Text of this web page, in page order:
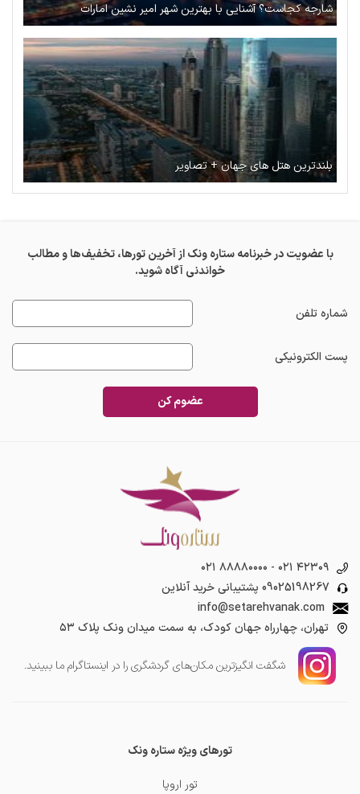
شارجه کجاست؟ آشنایی با بهترین شهر امیر نشین امارات
بلندترین هتل های جهان + تصاویر
با عضویت در خبرنامه ستاره ونک از آخرین تورها، تخفیف‌ها و مطالب
خواندنی آگاه شوید.
شماره تلفن
پست الکترونیکی
عضوم کن
۰۲۱ ۸۸۸۸۰۰۰۰ - ۰۲۱ ۴۲۳۰۹
09025198267 پشتیبانی خرید آنلاین
info@setarehvanak.com
تهران، چهارراه جهان کودک، به سمت میدان ونک پلاک ۵۳
شگفت انگیز‌ترین مکان‌های گردشگری را در اینستاگرام ما ببینید.
تورهای ویژه ستاره ونک
تور اروپا